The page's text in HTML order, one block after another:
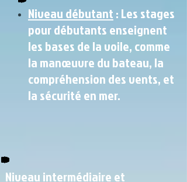
Niveau débutant: Les stages
pour débutants enseignent
les bases de la voile, comme
la manœuvre du bateau, la
compréhension des vents, et
la sécurité en mer.
Niveau intermédiaire et